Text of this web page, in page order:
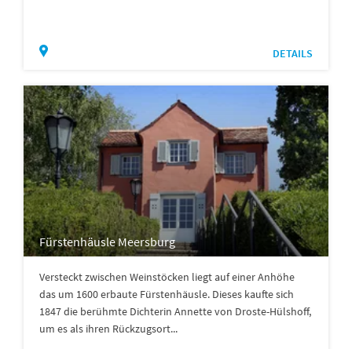
DETAILS
Fürstenhäusle Meersburg
Versteckt zwischen Weinstöcken liegt auf einer Anhöhe
das um 1600 erbaute Fürstenhäusle. Dieses kaufte sich
1847 die berühmte Dichterin Annette von Droste-Hülshoff,
um es als ihren Rückzugsort...